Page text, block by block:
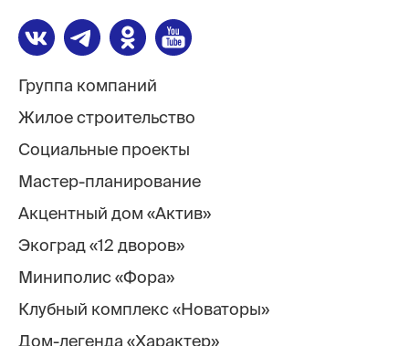
Группа компаний
Жилое строительство
Социальные проекты
Мастер-планирование
Акцентный дом «Актив»
Экоград «12 дворов»
Миниполис «Фора»
Клубный комплекс «Новаторы»
Дом-легенда «Характер»